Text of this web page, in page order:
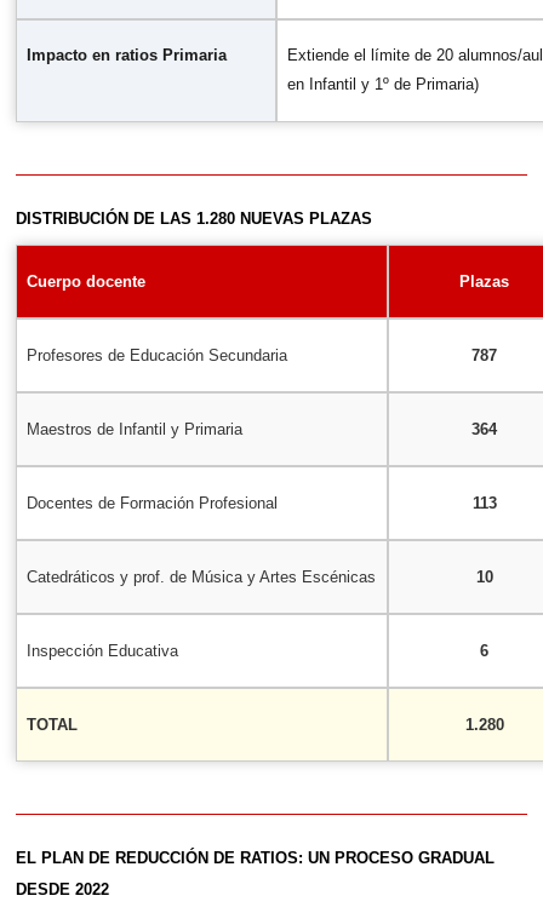
Impacto en ratios Primaria
Extiende el límite de 20 alumnos/
en Infantil y 1º de Primaria)
DISTRIBUCIÓN DE LAS 1.280 NUEVAS PLAZAS
Cuerpo docente Plazas
Profesores de Educación Secundaria 787
Maestros de Infantil y Primaria 364
Docentes de Formación Profesional 113
Catedráticos y prof. de Música y Artes Escénicas 10
Inspección Educativa 6
TOTAL 1.280
EL PLAN DE REDUCCIÓN DE RATIOS: UN PROCESO GRADUAL
DESDE 2022